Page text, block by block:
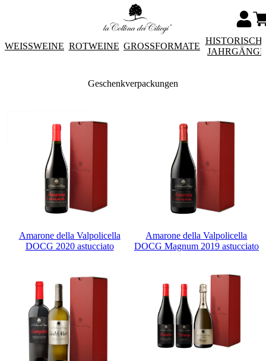
WEISSWEINE ROTWEINE GROSSFORMATE
JAHRGÄNGE
Geschenkverpackungen
Amarone della Valpolicella
DOCG 2020 astucciato
Amarone della Valpolicella
DOCG Magnum 2019 astucciato